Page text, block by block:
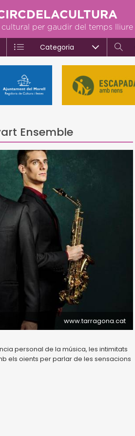
cultural per gaudir del temps lliure
Categoria
Ensemble
www.tarragona.cat
personal de la música, les intimitats
els oients per parlar de les sensacions